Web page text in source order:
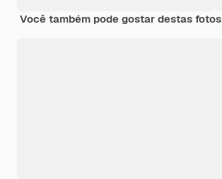
Você também pode gostar destas fotos